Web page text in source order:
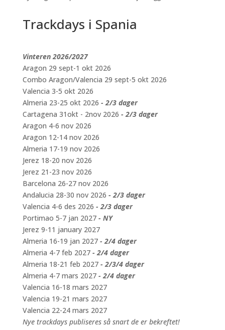
Trackdays i Spania
Vinteren 2026/2027
Aragon 29 sept-1 okt 2026
Combo Aragon/Valencia 29 sept-5 okt 2026
Valencia 3-5 okt 2026
Almeria 23-25 okt 2026 - 2/3 dager
Cartagena 31okt - 2nov 2026 - 2/3 dager
Aragon 4-6 nov 2026
Aragon 12-14 nov 2026
Almeria 17-19 nov 2026
Jerez 18-20 nov 2026
Jerez 21-23 nov 2026
Barcelona 26-27 nov 2026
Andalucia 28-30 nov 2026 - 2/3 dager
Valencia 4-6 des 2026 - 2/3 dager
Portimao 5-7 jan 2027 - NY
Jerez 9-11 january 2027
Almeria 16-19 jan 2027 - 2/4 dager
Almeria 4-7 feb 2027 - 2/4 dager
Almeria 18-21 feb 2027 - 2/3/4 dager
Almeria 4-7 mars 2027 - 2/4 dager
Valencia 16-18 mars 2027
Valencia 19-21 mars 2027
Valencia 22-24 mars 2027
Nye trackdays publiseres så snart de er bekreftet!